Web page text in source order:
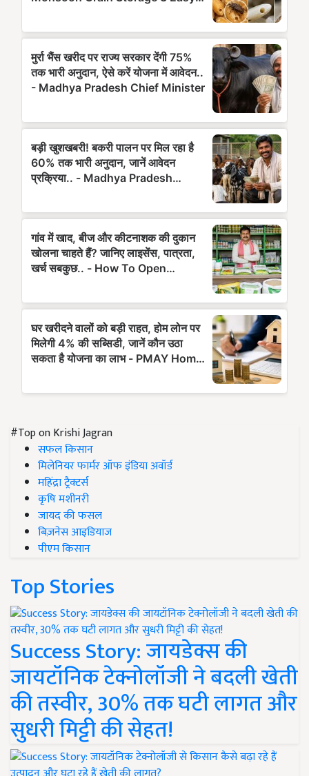
#Top on Krishi Jagran
सफल किसान
मिलेनियर फार्मर ऑफ इंडिया अवॉर्ड
महिंद्रा ट्रैक्टर्स
कृषि मशीनरी
जायद की फसल
बिज़नेस आइडियाज
पीएम किसान
Top Stories
Success Story: जायडेक्स की
जायटॉनिक टेक्नोलॉजी ने बदली खेती
की तस्वीर, 30% तक घटी लागत और
सुधरी मिट्टी की सेहत!